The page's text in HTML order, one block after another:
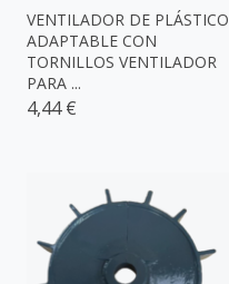
VENTILADOR DE PLÁSTICO
ADAPTABLE CON
TORNILLOS VENTILADOR
PARA ...
4,44 €